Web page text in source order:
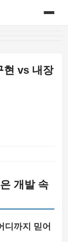
현 vs 내장
개발 속
디까지 믿어